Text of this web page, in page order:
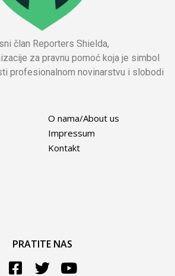
član Reporters Shielda,
za pravnu pomoć koja je simbol
profesionalnom novinarstvu i slobodi
O nama/About us
Impressum
Kontakt
PRATITE NAS